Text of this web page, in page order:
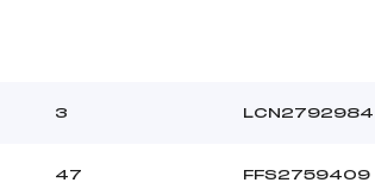
3 LCN2792984
47 FFS2759409